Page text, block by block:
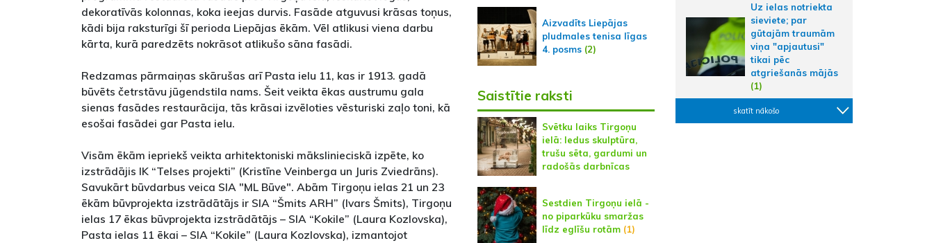
dekoratīvās kolonnas, koka ieejas durvis. Fasāde atguvusi krāsas toņus,
kādi bija raksturīgi šī perioda Liepājas ēkām. Vēl atlikusi viena darbu
kārta, kurā paredzēts nokrāsot atlikušo sāna fasādi.
Redzamas pārmaiņas skārušas arī Pasta ielu 11, kas ir 1913. gadā
būvēts četrstāvu jūgendstila nams. Šeit veikta ēkas austrumu gala
sienas fasādes restaurācija, tās krāsai izvēloties vēsturiski zaļo toni, kā
esošai fasādei gar Pasta ielu.
Visām ēkām iepriekš veikta arhitektoniski mākslinieciskā izpēte, ko
izstrādājis IK “Telses projekti” (Kristīne Veinberga un Juris Zviedrāns).
Savukārt būvdarbus veica SIA "ML Būve". Abām Tirgoņu ielas 21 un 23
ēkām būvprojekta izstrādātājs ir SIA “Šmits ARH” (Ivars Šmits), Tirgoņu
ielas 17 ēkas būvprojekta izstrādātājs – SIA “Kokile” (Laura Kozlovska),
Pasta ielas 11 ēkai – SIA “Kokile” (Laura Kozlovska), izmantojot
Aizvadīts Liepājas
pludmales tenisa līgas
4. posms(2)
Saistītie raksti
Svētku laiks Tirgoņu
ielā: ledus skulptūra,
trušu sēta, gardumi un
radošās darbnīcas
Sestdien Tirgoņu ielā -
no piparkūku smaržas
līdz eglīšu rotām(1)
Uz ielas notriekta
sieviete; par
gūtajām traumām
viņa "apjautusi"
tikai pēc
atgriešanās mājās
(1)
skatīt nākošo